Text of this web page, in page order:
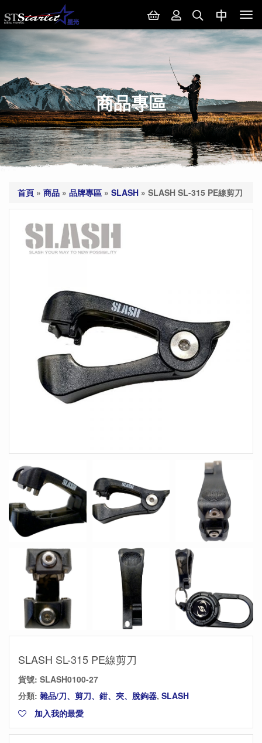
商品專區
首頁 » 商品 » 品牌專區 » SLASH » SLASH SL-315 PE線剪刀
SLASH SL-315 PE線剪刀
貨號: SLASH0100-27
分類: 雜品/刀、剪刀、鉗、夾、脫鉤器, SLASH
加入我的最愛